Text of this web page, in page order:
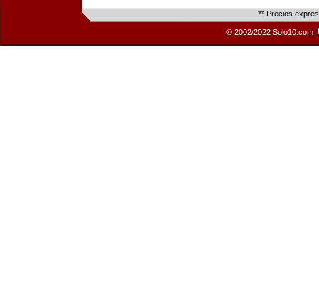
** Precios
© 2002/2022 Solo10.com